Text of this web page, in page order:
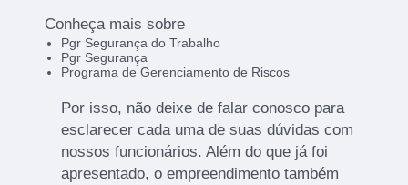
Conheça mais sobre
Pgr Segurança do Trabalho
Pgr Segurança
Programa de Gerenciamento de Riscos
Por isso, não deixe de falar conosco para
esclarecer cada uma de suas dúvidas com
nossos funcionários. Além do que já foi
apresentado, o empreendimento também